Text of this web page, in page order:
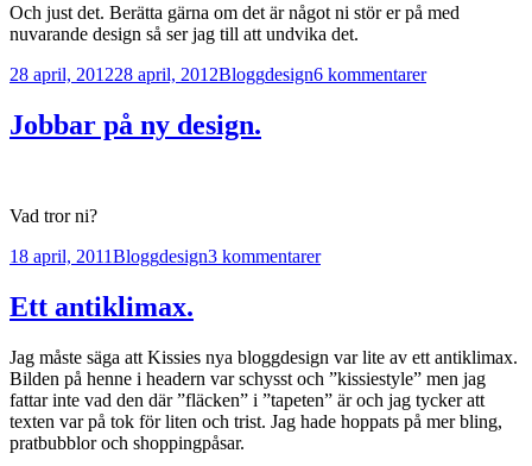
Och just det. Berätta gärna om det är något ni stör er på med
nuvarande design så ser jag till att undvika det.
Postat
28 april, 201228 april, 2012Kategorier
BloggTaggar
design6 kommentarertill
Jobbar på ny design.
Vad tror ni?
Postat
18 april, 2011Kategorier
BloggTaggar
design3 kommentarertill
Ett antiklimax.
Jag måste säga att Kissies nya bloggdesign var lite av ett antiklimax.
Bilden på henne i headern var schysst och ”kissiestyle” men jag
fattar inte vad den där ”fläcken” i ”tapeten” är och jag tycker att
texten var på tok för liten och trist. Jag hade hoppats på mer bling,
pratbubblor och shoppingpåsar.